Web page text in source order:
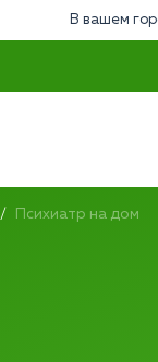
В вашем
Психиатр на дом